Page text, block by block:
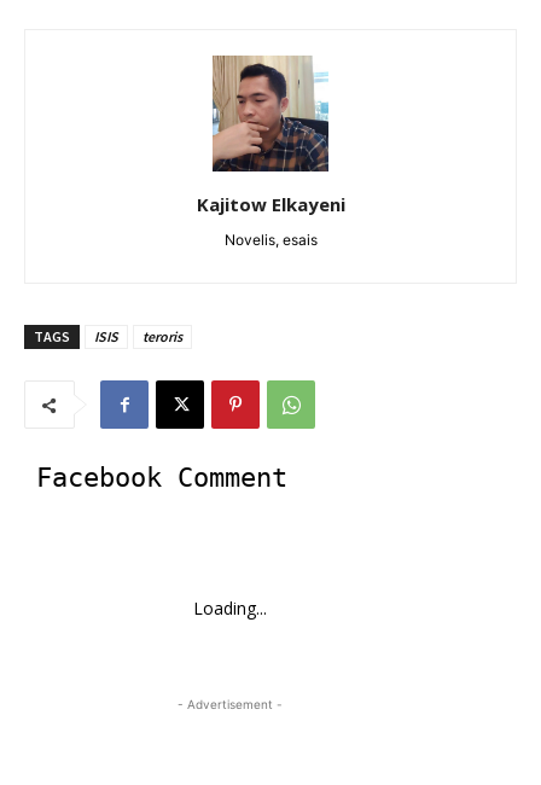
Kajitow Elkayeni
Novelis, esais
TAGS ISIS teroris
Facebook Comment
Loading...
- Advertisement -